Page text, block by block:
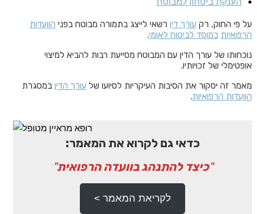
על פי החוק, רק עורך דין רשאי לייצג בתמורה מבוטח בפני הוועדות
הרפואיות במוסד לביטוח לאומי.
נוכחותו של עורך הדין עם המבוטח מסייעת רבות להביא למיצוי
אופטימלי של זכויותיו.
מאמר זה יסקור את הסיבות העיקריות לסיועו של עורך הדין במסגרת
הוועדות הרפואיות.
כדאי גם לקרוא את המאמר:
"כיצד להתנהג בוועדה הרפואית"
לקריאת המאמר >